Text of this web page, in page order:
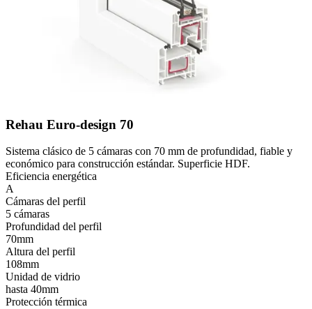
Rehau Euro-design 70
Sistema clásico de 5 cámaras con 70 mm de profundidad, fiable y
económico para construcción estándar. Superficie HDF.
Eficiencia energética
A
Cámaras del perfil
5 cámaras
Profundidad del perfil
70mm
Altura del perfil
108mm
Unidad de vidrio
hasta 40mm
Protección térmica